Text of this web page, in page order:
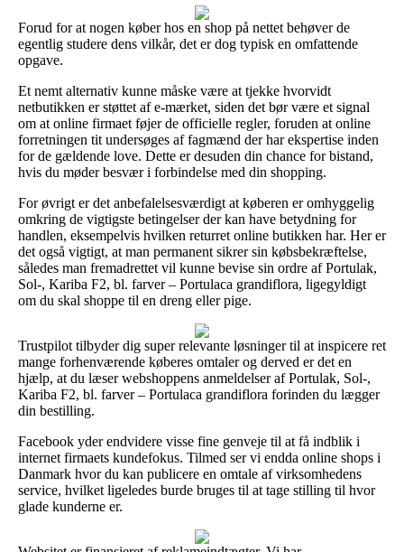
Forud for at nogen køber hos en shop på nettet behøver de
egentlig studere dens vilkår, det er dog typisk en omfattende
opgave.
Et nemt alternativ kunne måske være at tjekke hvorvidt
netbutikken er støttet af e-mærket, siden det bør være et signal
om at online firmaet føjer de officielle regler, foruden at online
forretningen tit undersøges af fagmænd der har ekspertise inden
for de gældende love. Dette er desuden din chance for bistand,
hvis du møder besvær i forbindelse med din shopping.
For øvrigt er det anbefalelsesværdigt at køberen er omhyggelig
omkring de vigtigste betingelser der kan have betydning for
handlen, eksempelvis hvilken returret online butikken har. Her er
det også vigtigt, at man permanent sikrer sin købsbekræftelse,
således man fremadrettet vil kunne bevise sin ordre af Portulak,
Sol-, Kariba F2, bl. farver – Portulaca grandiflora, ligegyldigt
om du skal shoppe til en dreng eller pige.
Trustpilot tilbyder dig super relevante løsninger til at inspicere ret
mange forhenværende køberes omtaler og derved er det en
hjælp, at du læser webshoppens anmeldelser af Portulak, Sol-,
Kariba F2, bl. farver – Portulaca grandiflora forinden du lægger
din bestilling.
Facebook yder endvidere visse fine genveje til at få indblik i
internet firmaets kundefokus. Tilmed ser vi endda online shops i
Danmark hvor du kan publicere en omtale af virksomhedens
service, hvilket ligeledes burde bruges til at tage stilling til hvor
glade kunderne er.